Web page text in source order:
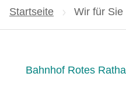
Startseite Wir für Sie
Bahnhof Rotes